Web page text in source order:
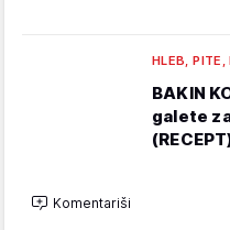
HLEB, PITE,
BAKIN
galete
Komentariši